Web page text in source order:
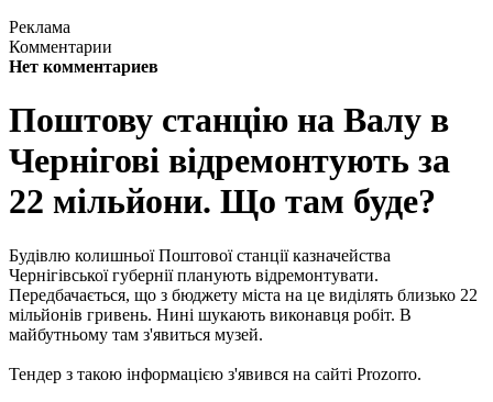
Реклама
Комментарии
Нет комментариев
Поштову станцію на Валу в
Чернігові відремонтують за
22 мільйони. Що там буде?
Будівлю колишньої Поштової станції казначейства
Чернігівської губернії планують відремонтувати.
Передбачається, що з бюджету міста на це виділять близько 22
мільйонів гривень. Нині шукають виконавця робіт. В
майбутньому там з'явиться музей.
Тендер з такою інформацією з'явився на сайті Prozorro.